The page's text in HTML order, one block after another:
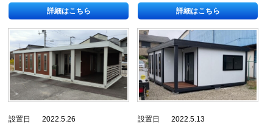
詳細はこちら 詳細はこちら
設置日
2022.5.26
設置日
2022.5.13